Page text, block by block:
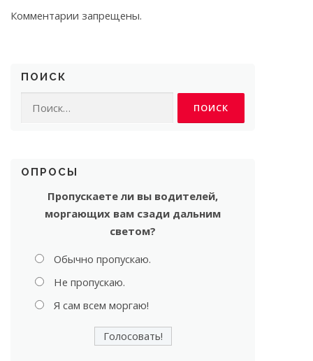
Комментарии запрещены.
ПОИСК
ОПРОСЫ
Пропускаете ли вы водителей,
моргающих вам сзади дальним
светом?
Обычно пропускаю.
Не пропускаю.
Я сам всем моргаю!